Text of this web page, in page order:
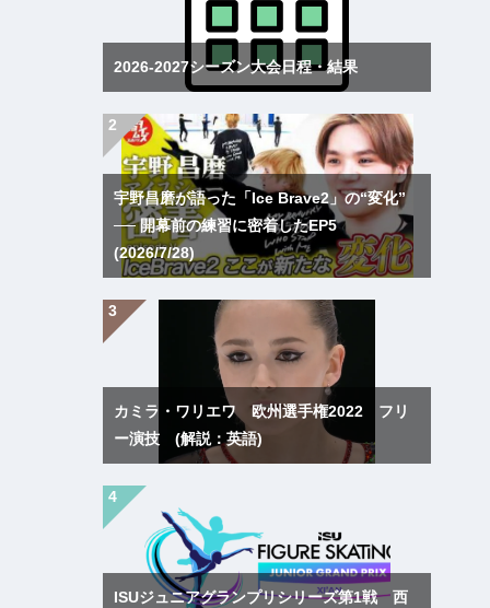
2026-2027シーズン大会日程・結果
宇野昌磨が語った「Ice Brave2」の“変化”
── 開幕前の練習に密着したEP5
(2026/7/28)
カミラ・ワリエワ 欧州選手権2022 フリ
ー演技 (解説：英語)
ISUジュニアグランプリシリーズ第1戦 西